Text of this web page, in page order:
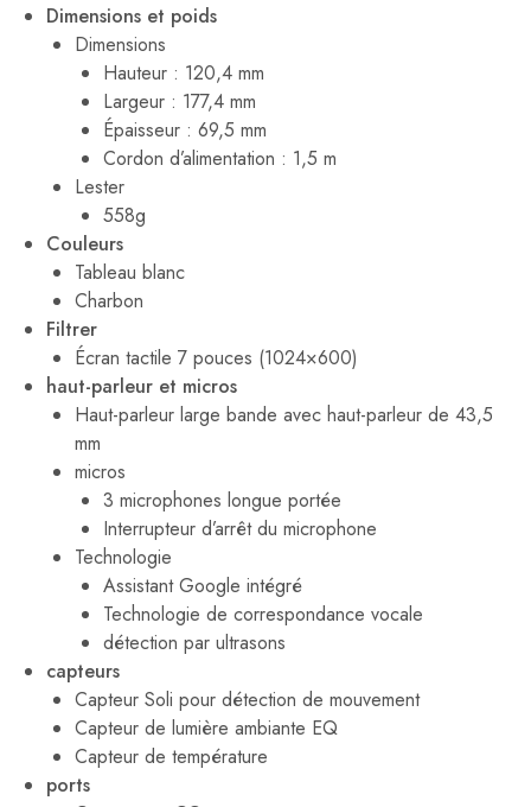
Dimensions et poids
Dimensions
Hauteur : 120,4 mm
Largeur : 177,4 mm
Épaisseur : 69,5 mm
Cordon d’alimentation : 1,5 m
Lester
558g
Couleurs
Tableau blanc
Charbon
Filtrer
Écran tactile 7 pouces (1024×600)
haut-parleur et micros
Haut-parleur large bande avec haut-parleur de 43,5
mm
micros
3 microphones longue portée
Interrupteur d’arrêt du microphone
Technologie
Assistant Google intégré
Technologie de correspondance vocale
détection par ultrasons
capteurs
Capteur Soli pour détection de mouvement
Capteur de lumière ambiante EQ
Capteur de température
ports